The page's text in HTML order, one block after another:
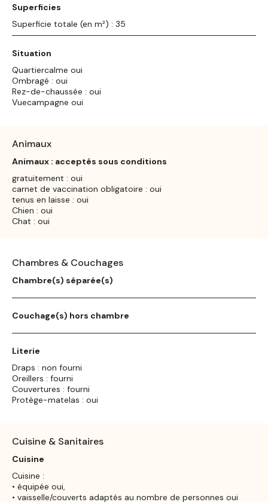
Superficies
Superficie totale (en m²) : 35
Situation
Quartiercalme oui
Ombragé : oui
Rez-de-chaussée : oui
Vuecampagne oui
Animaux
Animaux : acceptés sous conditions
gratuitement : oui
carnet de vaccination obligatoire : oui
tenus en laisse : oui
Chien : oui
Chat : oui
Chambres & Couchages
Chambre(s) séparée(s)
Couchage(s) hors chambre
Literie
Draps : non fourni
Oreillers : fourni
Couvertures : fourni
Protège-matelas : oui
Cuisine & Sanitaires
Cuisine
Cuisine :
• équipée oui,
• vaisselle/couverts adaptés au nombre de personnes oui